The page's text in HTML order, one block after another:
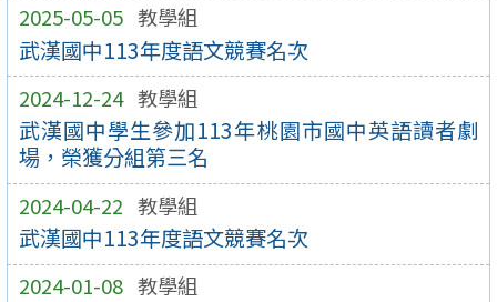
2025-05-05 教學組
武漢國中113年度語文競賽名次
2024-12-24 教學組
武漢國中學生參加113年桃園市國中英語讀者劇
場，榮獲分組第三名
2024-04-22 教學組
武漢國中113年度語文競賽名次
2024-01-08 教學組